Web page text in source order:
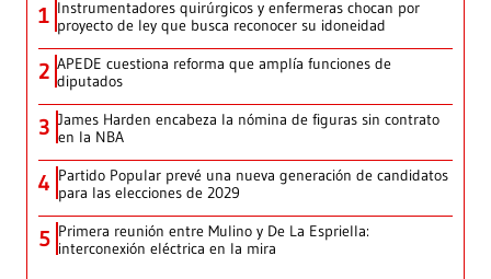
1 Instrumentadores quirúrgicos y enfermeras chocan por
proyecto de ley que busca reconocer su idoneidad
2 APEDE cuestiona reforma que amplía funciones de
diputados
3 James Harden encabeza la nómina de figuras sin contrato
en la NBA
4 Partido Popular prevé una nueva generación de candidatos
para las elecciones de 2029
5 Primera reunión entre Mulino y De La Espriella:
interconexión eléctrica en la mira